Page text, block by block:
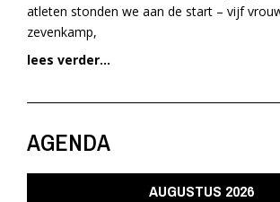
atleten stonden we aan de start – vijf
zevenkamp,
lees verder...
AGENDA
AUGUSTUS 2026